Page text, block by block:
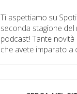
Ti aspettiamo su
seconda stagione
podcast! Tante novità
che avete imparato a